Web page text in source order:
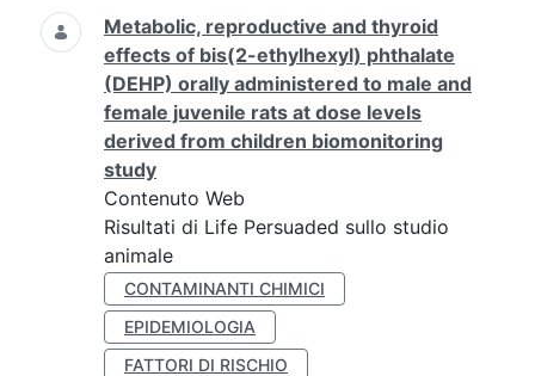
Ricerca
Metabolic, reproductive and thyroid
effects of bis(2-ethylhexyl) phthalate
(DEHP) orally administered to male and
female juvenile rats at dose levels
derived from children biomonitoring
study
Contenuto Web
Risultati di Life Persuaded sullo studio
animale
CONTAMINANTI CHIMICI
EPIDEMIOLOGIA
FATTORI DI RISCHIO